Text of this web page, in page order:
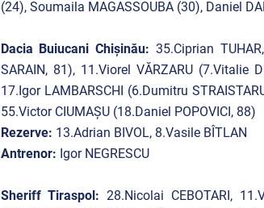
(24), Soumaila MAGASSOUBA (30), Daniel
Dacia Buiucani Chișinău: 35.Ciprian
SARAIN, 81), 11.Viorel VĂRZARU (7.Vitalie
17.Igor LAMBARSCHI (6.Dumitru
55.Victor CIUMAȘU (18.Daniel POPOVICI, 88)
Rezerve: 13.Adrian BIVOL, 8.Vasile BÎTLAN
Antrenor: Igor NEGRESCU
Sheriff Tiraspol:28.Nicolai CEBOTARI,